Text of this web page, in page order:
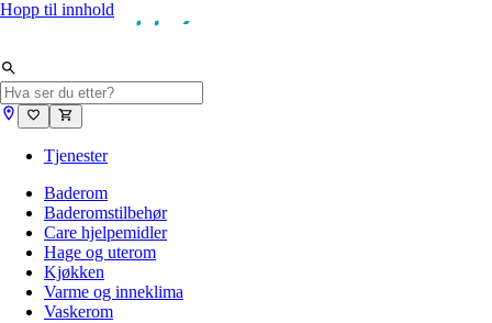
Hopp til innhold
Tjenester
Baderom
Baderomstilbehør
Care hjelpemidler
Hage og uterom
Kjøkken
Varme og inneklima
Vaskerom